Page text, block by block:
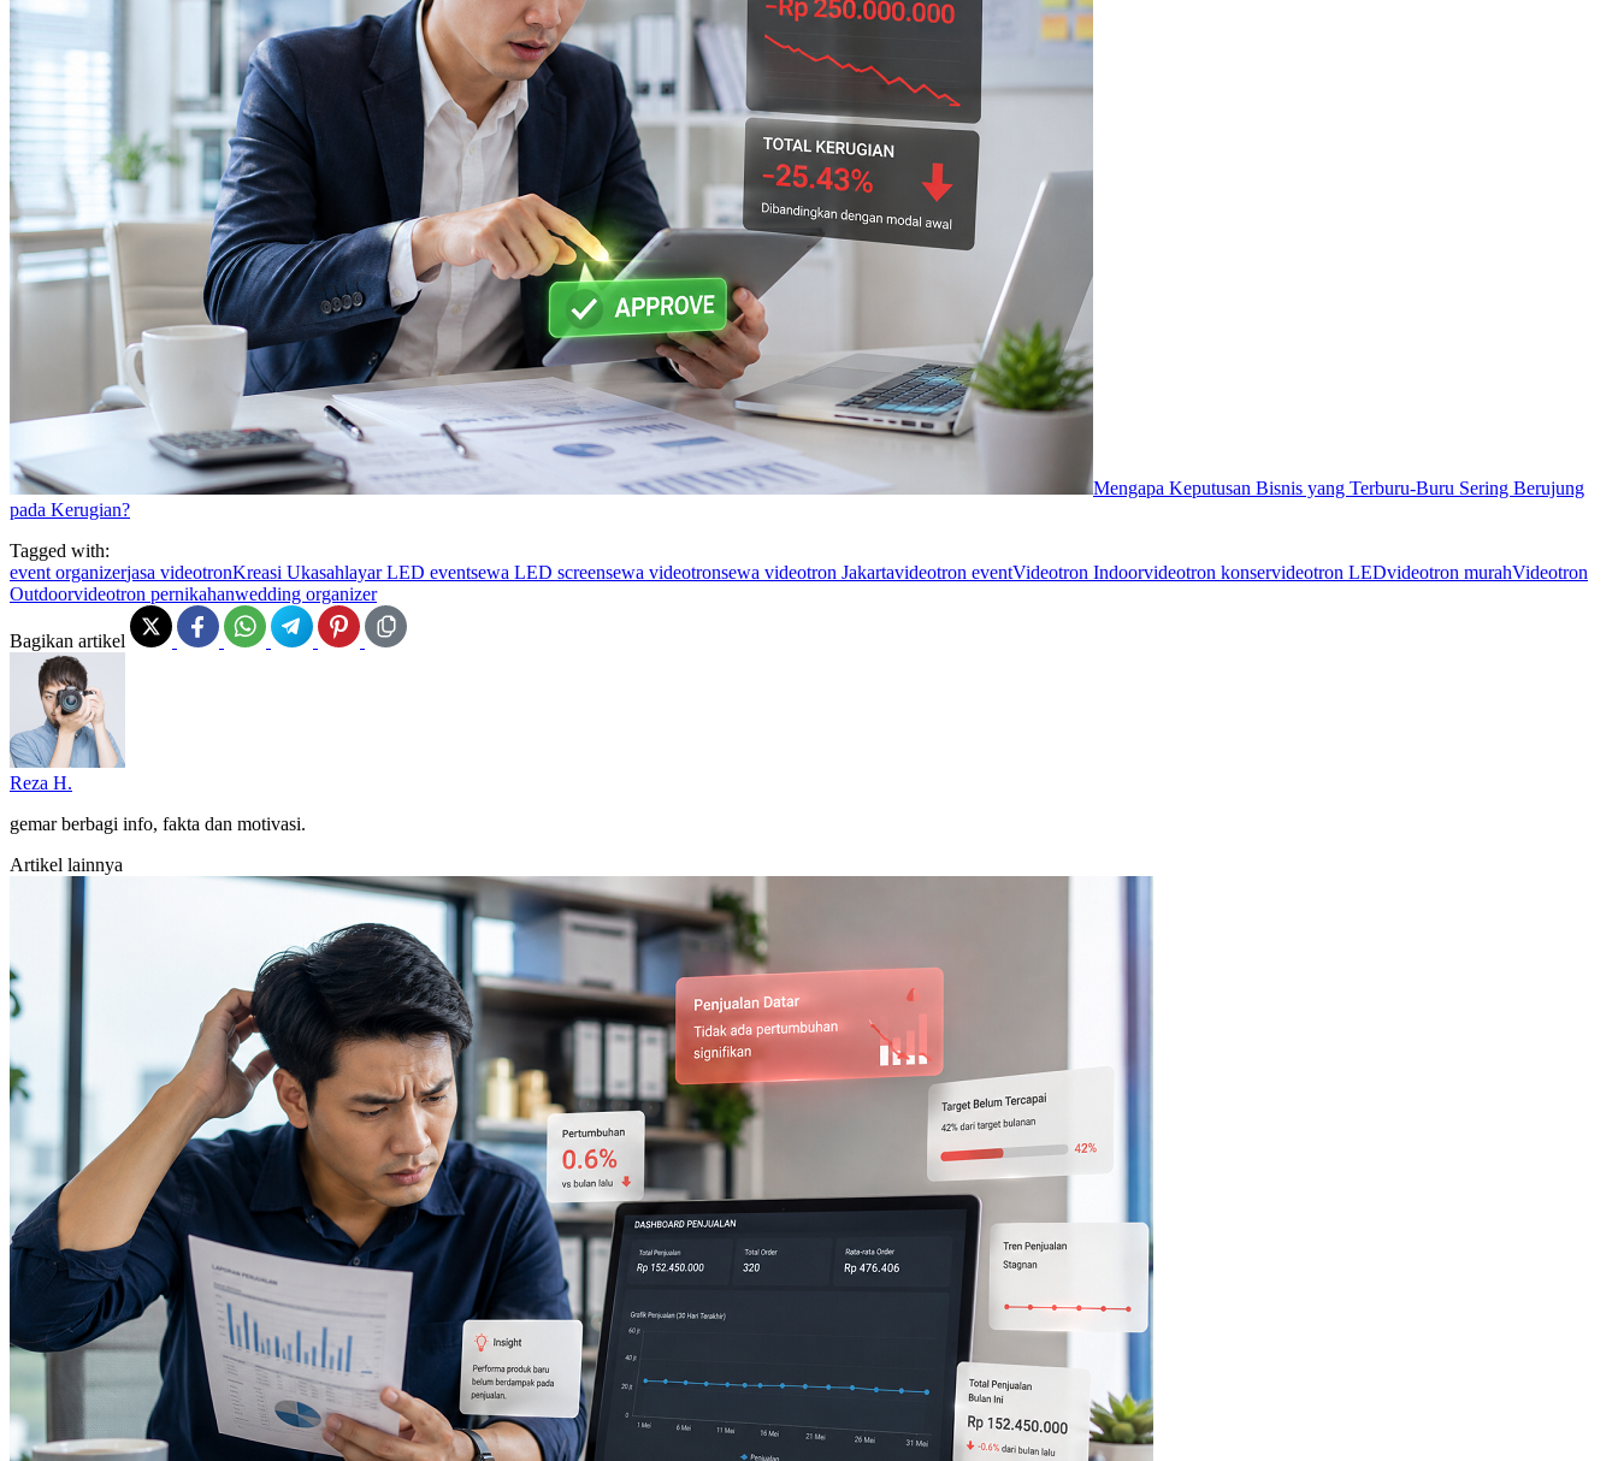
Mengapa Keputusan Bisnis yang Terburu-Buru Sering Berujung
pada Kerugian?
Tagged with:
event organizerjasa videotronKreasi Ukasahlayar LED eventsewa LED screensewa videotronsewa videotron Jakartavideotron eventVideotron Indoorvideotron konservideotron LEDvideotron murahVideotron
Outdoorvideotron pernikahanwedding organizer
Bagikan artikel
Reza H.
gemar berbagi info, fakta dan motivasi.
Artikel lainnya